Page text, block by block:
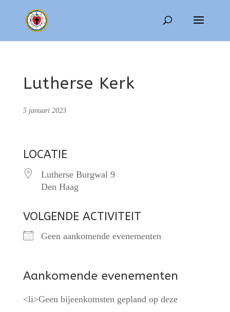
Lutherse Kerk
5 januari 2023
LOCATIE
Lutherse Burgwal 9
Den Haag
VOLGENDE ACTIVITEIT
Geen aankomende evenementen
Aankomende evenementen
<li>Geen bijeenkomsten gepland op deze